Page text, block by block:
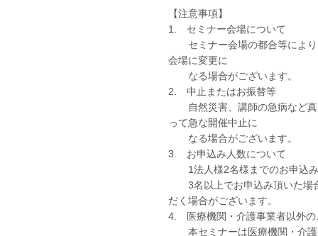
【注意事項】
1. セミナー会場について
セミナー会場の都合等により
会場に変更に
なる場合がございます。
2. 中止またはお振替等
自然災害、講師の急病など真
って急な開催中止に
なる場合がございます。
3. お申込み人数について
1法人様2名様までのお申込み
3名以上でお申込み頂いた場
だく場合がございます。
4. 医療機関・介護事業者以外の
本セミナーは医療機関・介護